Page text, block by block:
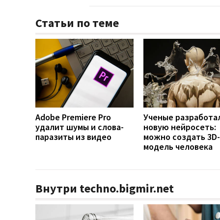
Статьи по теме
Adobe Premiere Pro
удалит шумы и слова-
паразиты из видео
Ученые
новую нейросеть:
можно создать 3D-
модель человека
Внутри techno.bigmir.net